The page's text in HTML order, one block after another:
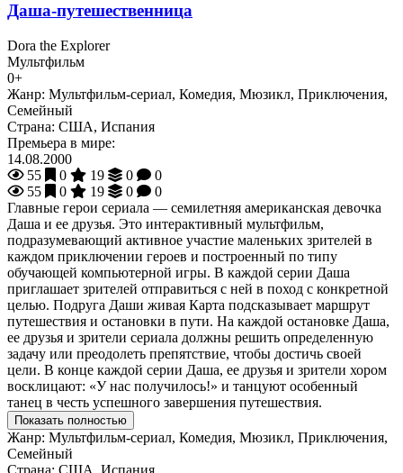
Даша-путешественница
Dora the Explorer
Мультфильм
0+
Жанр: Мультфильм-сериал, Комедия, Мюзикл, Приключения,
Семейный
Страна: США, Испания
Премьера в мире:
14.08.2000
55
0 19 0
0
55
0 19 0
0
Главные герои сериала — семилетняя американская девочка
Даша и ее друзья. Это интерактивный мультфильм,
подразумевающий активное участие маленьких зрителей в
каждом приключении героев и построенный по типу
обучающей компьютерной игры. В каждой серии Даша
приглашает зрителей отправиться с ней в поход с конкретной
целью. Подруга Даши живая Карта подсказывает маршрут
путешествия и остановки в пути. На каждой остановке Даша,
ее друзья и зрители сериала должны решить определенную
задачу или преодолеть препятствие, чтобы достичь своей
цели. В конце каждой серии Даша, ее друзья и зрители хором
восклицают: «У нас получилось!» и танцуют особенный
танец в честь успешного завершения путешествия.
Показать полностью
Жанр: Мультфильм-сериал, Комедия, Мюзикл, Приключения,
Семейный
Страна: США, Испания